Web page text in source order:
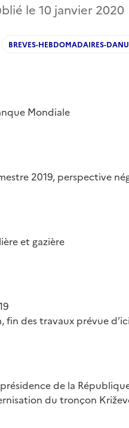
le 10 janvier 2020
BREVES-HEBDOMADAIRES-
Mondiale
2019, perspective
et gazière
des travaux prévue
de la
du tronçon